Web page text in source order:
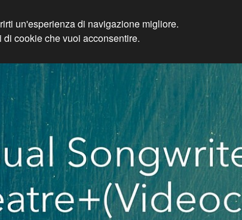
Priskiller +the fighting wolves
un'esperienza di navigazione migliore.
cookie che vuoi acconsentire.